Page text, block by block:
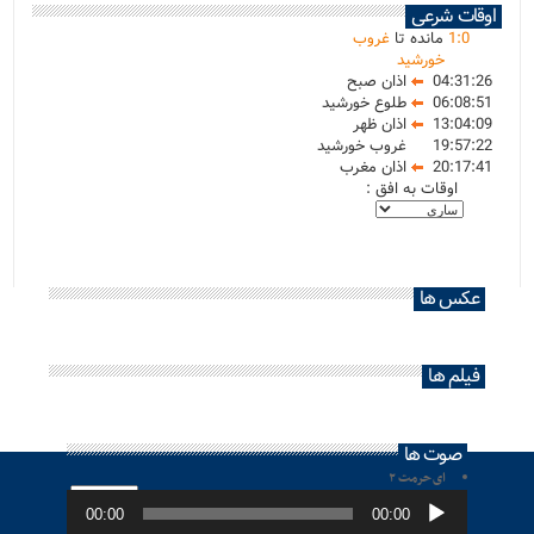
اوقات شرعی
1:0 مانده تا غروب
خورشید
04:31:26
اذان صبح
06:08:51
طلوع خورشید
13:04:09
اذان ظهر
19:57:22
غروب خورشید
20:17:41
اذان مغرب
اوقات به افق :
عکس ها
فیلم ها
صوت ها
ای حرمت ۲
پخش‌کننده
صوت 00:00
00:00